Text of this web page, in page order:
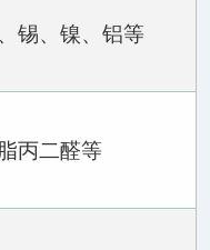
锡、镍、铝等
丙二醛等